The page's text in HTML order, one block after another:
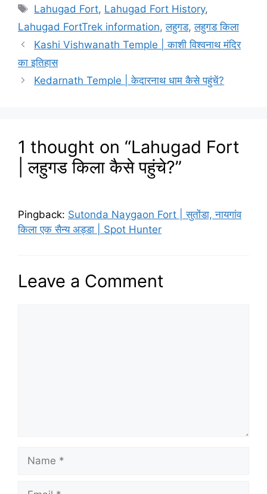
Tags
Lahugad Fort, Lahugad Fort History,
Lahugad FortTrek information,लहुगड,लहुगड किला
Kashi Vishwanath Temple | काशी विश्वनाथ मंदिर
का इतिहास
Kedarnath Temple | केदारनाथ धाम कैसे पहुंचें?
1 thought on “Lahugad Fort
| लहुगड किला कैसे पहुंचे?”
Pingback: Sutonda Naygaon Fort | सुतोंडा, नायगांव
किला एक सैन्य अड्डा | Spot Hunter
Leave a Comment